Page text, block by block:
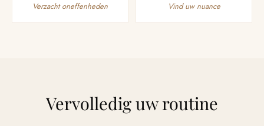
Verzacht oneffenheden Vind uw nuance
Vervolledig uw routine